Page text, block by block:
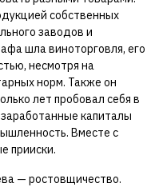
собственных
заводов и
шла виноторговля, его
несмотря на
норм. Также он
лет пробовал себя в
капиталы
Вместе с
прииски.
— ростовщичество.